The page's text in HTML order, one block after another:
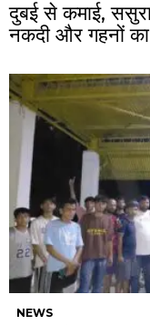
दुबई से कमाई,
नकदी और गहनों का
NEWS